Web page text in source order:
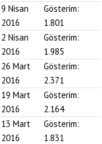
9 Nisan
2016
Gösterim:
1.801
2 Nisan
2016
Gösterim:
1.985
26 Mart
2016
Gösterim:
2.371
19 Mart
2016
Gösterim:
2.164
13 Mart
2016
Gösterim:
1.831